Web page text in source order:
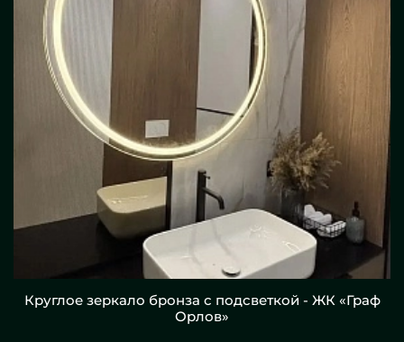
Круглое зеркало бронза с подсветкой - ЖК «Граф
Орлов»